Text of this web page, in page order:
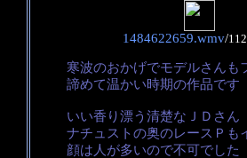
1484622659.wmv/
寒波のおかげでモデルさんも
諦めて温かい時期の作品です
いい香り漂う清楚なＪＤさん
ナチュストの奥のレースＰも
顔は人が多いので不可でした